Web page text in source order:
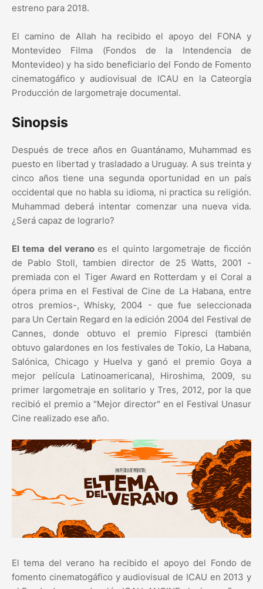
estreno para 2018.
El camino de Allah ha recibido el apoyo del FONA y
Montevideo Filma (Fondos de la Intendencia de
Montevideo) y ha sido beneficiario del Fondo de Fomento
cinematogáfico y audiovisual de ICAU en la Cateorgía
Producción de largometraje documental.
Sinopsis
Después de trece años en Guantánamo, Muhammad es
puesto en libertad y trasladado a Uruguay. A sus treinta y
cinco años tiene una segunda oportunidad en un país
occidental que no habla su idioma, ni practica su religión.
Muhammad deberá intentar comenzar una nueva vida.
¿Será capaz de lograrlo?
El tema del veranoes el quinto largometraje de ficción
de Pablo Stoll, tambien director de 25 Watts, 2001 -
premiada con el Tiger Award en Rotterdam y el Coral a
ópera prima en el Festival de Cine de La Habana, entre
otros premios-, Whisky, 2004 - que fue seleccionada
para Un Certain Regard en la edición 2004 del Festival de
Cannes, donde obtuvo el premio Fipresci (también
obtuvo galardones en los festivales de Tokio, La Habana,
Salónica, Chicago y Huelva y ganó el premio Goya a
mejor película Latinoamericana), Hiroshima, 2009, su
primer largometraje en solitario y Tres, 2012, por la que
recibió el premio a "Mejor director" en el Festival Unasur
Cine realizado ese año.
El tema del verano ha recibido el apoyo del Fondo de
fomento cinematogáfico y audiovisual de ICAU en 2013 y